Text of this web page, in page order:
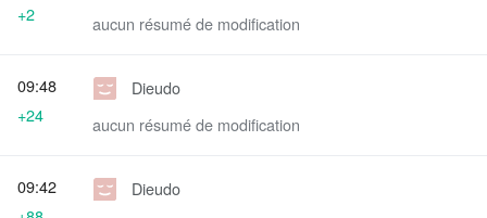
aucun résumé de modification
+2
Dieudo
aucun résumé de modification
09:48
+24
Dieudo
09:42